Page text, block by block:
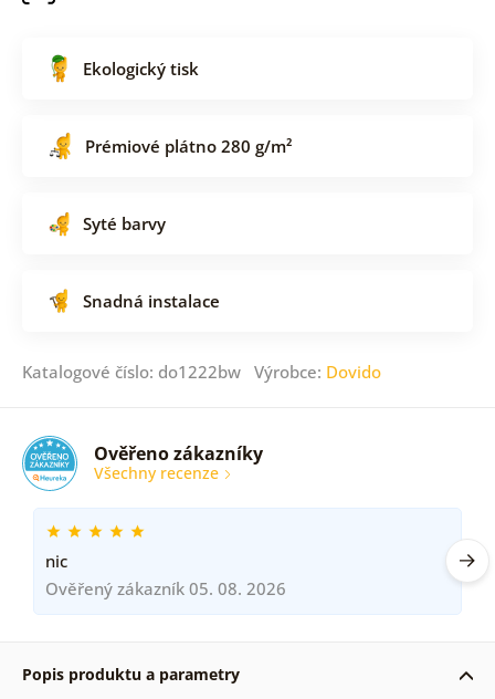
Ekologický tisk
Prémiové plátno 280 g/m²
Syté barvy
Snadná instalace
Katalogové číslo: do1222bw Výrobce: Dovido
Ověřeno zákazníky
Všechny recenze
nic
Ověřený zákazník 05. 08. 2026
Popis produktu a parametry